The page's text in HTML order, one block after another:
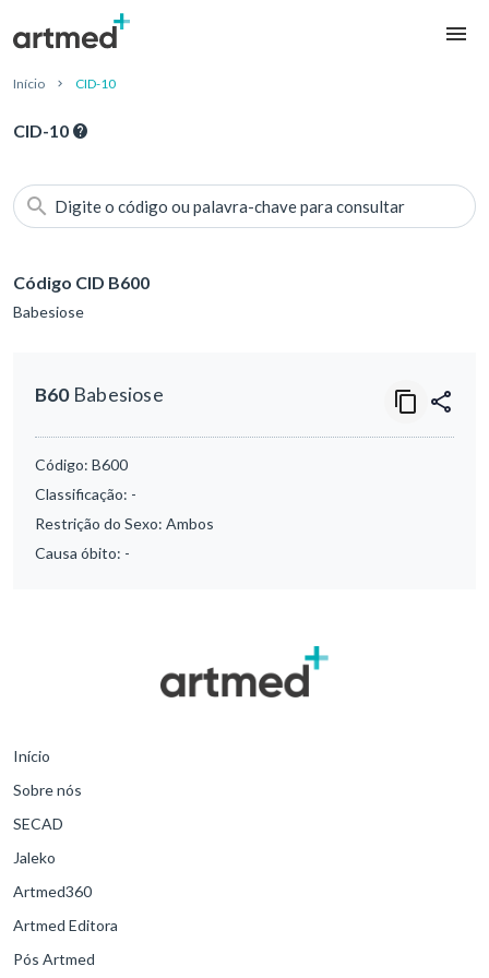
Início CID-10
CID-10
Digite o código ou palavra-chave para consultar
Código CID B600
Babesiose
B60Babesiose
Código: B600
Classificação: -
Restrição do Sexo: Ambos
Causa óbito: -
Início
Sobre nós
SECAD
Jaleko
Artmed360
Artmed Editora
Pós Artmed